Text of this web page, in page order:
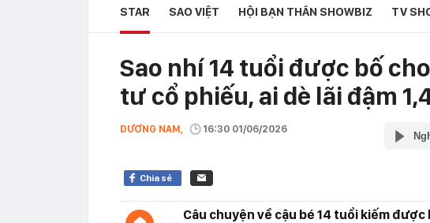
STAR SAO VIỆT HỘI BẠN THÂN SHOWBIZ TV
Sao nhí 14 tuổi được bố
tư cổ phiếu, ai dè lãi đậm
DƯƠNG NAM, 16:30 01/06/2026
Chia sẻ
Câu chuyện về cậu bé 14 tuổi kiếm